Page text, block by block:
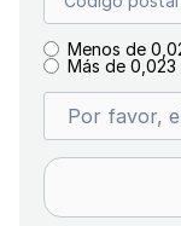
Menos de
Más de